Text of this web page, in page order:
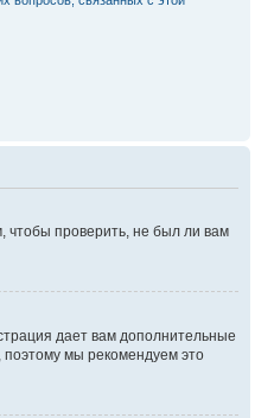
чтобы проверить, не был ли вам
дает вам дополнительные
поэтому мы рекомендуем это